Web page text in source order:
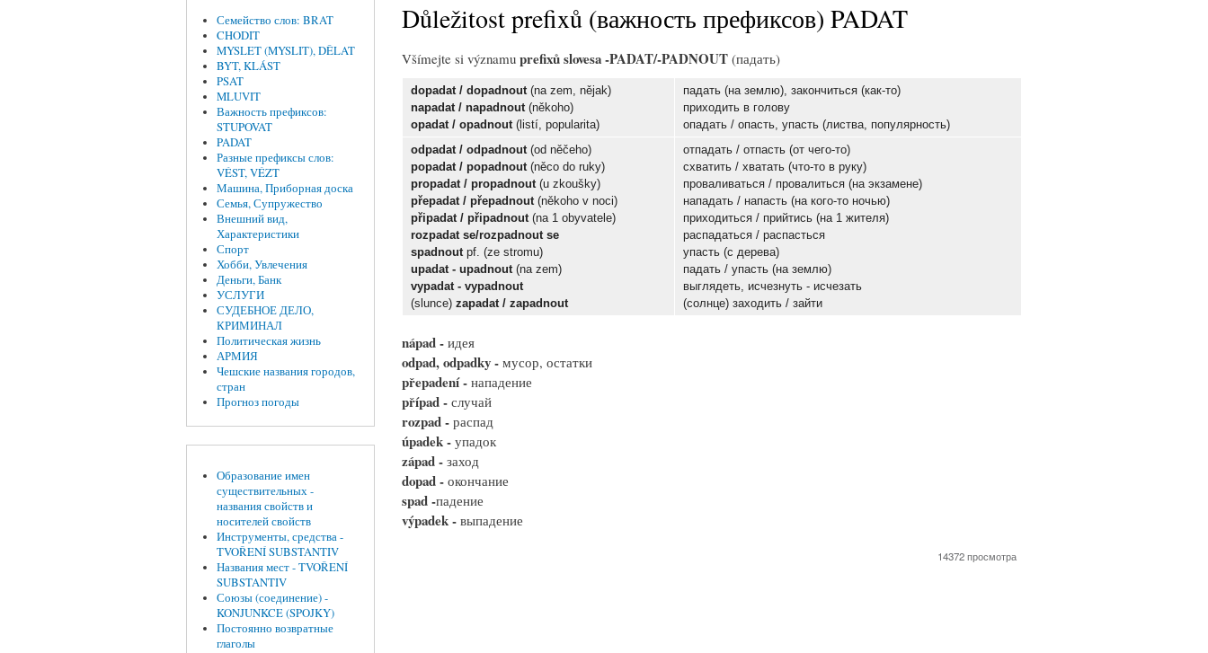
Семейство слов: BRAT
CHODIT
MYSLET (MYSLIT), DĚLAT
BYT, KLÁST
PSAT
MLUVIT
Важность префиксов:
STUPOVAT
PADAT
Разные префиксы слов:
VÉST, VÉZT
Машина, Приборная доска
Семья, Супружество
Внешний вид,
Характеристики
Спорт
Хобби, Увлечения
Деньги, Банк
УСЛУГИ
СУДЕБНОЕ ДЕЛО,
КРИМИНАЛ
Политическая жизнь
АРМИЯ
Чешские названия городов,
стран
Прогноз погоды
Образование имен
существительных -
названия свойств и
носителей свойств
Инструменты, средства -
TVOŘENÍ SUBSTANTIV
Названия мест - TVOŘENÍ
SUBSTANTIV
Союзы (соединение) -
KONJUNKCE (SPOJKY)
Постоянно возвратные
глаголы
Důležitost prefixů (важность префиксов) PADAT
Všímejte si významu prefixů slovesa-PADAT/-PADNOUT (падать)
dopadat / dopadnout(na zem, nějak)
napadat / napadnout(někoho)
opadat / opadnout(listí, popularita)
падать (на землю), закончиться (как-то)
приходить в голову
опадать / опасть, упасть (листва, популярность)
odpadat / odpadnout(od něčeho)
popadat / popadnout(něco do ruky)
propadat / propadnout(u zkoušky)
přepadat / přepadnout(někoho v noci)
připadat / připadnout(na 1 obyvatele)
rozpadat se/rozpadnout se
spadnoutpf. (ze stromu)
upadat - upadnout(na zem)
vypadat - vypadnout
(slunce) zapadat / zapadnout
отпадать / отпасть (от чего-то)
схватить / хватать (что-то в руку)
проваливаться / провалиться (на экзамене)
нападать / напасть (на кого-то ночью)
приходиться / прийтись (на 1 жителя)
распадаться / распасться
упасть (с дерева)
падать / упасть (на землю)
выглядеть, исчезнуть - исчезать
(солнце) заходить / зайти
nápad - идея
odpad, odpadky - мусор, остатки
přepadení - нападение
případ - случай
rozpad - распад
úpadek - упадок
západ - заход
dopad - окончание
spad -падение
výpadek - выпадение
14372 просмотра